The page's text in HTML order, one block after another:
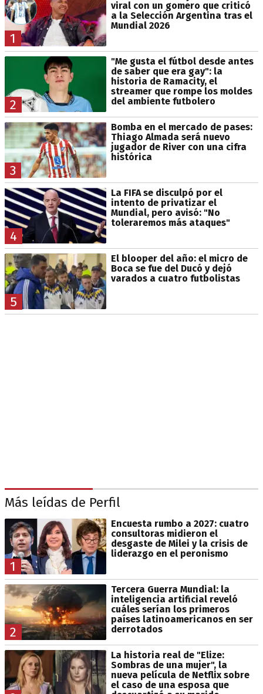
1
viral con un gomero que criticó
a la Selección Argentina tras el
Mundial 2026
2
"Me gusta el fútbol desde antes
de saber que era gay": la
historia de Ramacity, el
streamer que rompe los moldes
del ambiente futbolero
3
Bomba en el mercado de pases:
Thiago Almada será nuevo
jugador de River con una cifra
histórica
4
La FIFA se disculpó por el
intento de privatizar el
Mundial, pero avisó: "No
toleraremos más ataques"
5
El blooper del año: el micro de
Boca se fue del Ducó y dejó
varados a cuatro futbolistas
Más leídas de Perfil
1
Encuesta rumbo a 2027: cuatro
consultoras midieron el
desgaste de Milei y la crisis de
liderazgo en el peronismo
2
Tercera Guerra Mundial: la
inteligencia artificial reveló
cuáles serían los primeros
países latinoamericanos en ser
derrotados
La historia real de "Elize:
Sombras de una mujer", la
nueva película de Netflix sobre
el caso de una esposa que